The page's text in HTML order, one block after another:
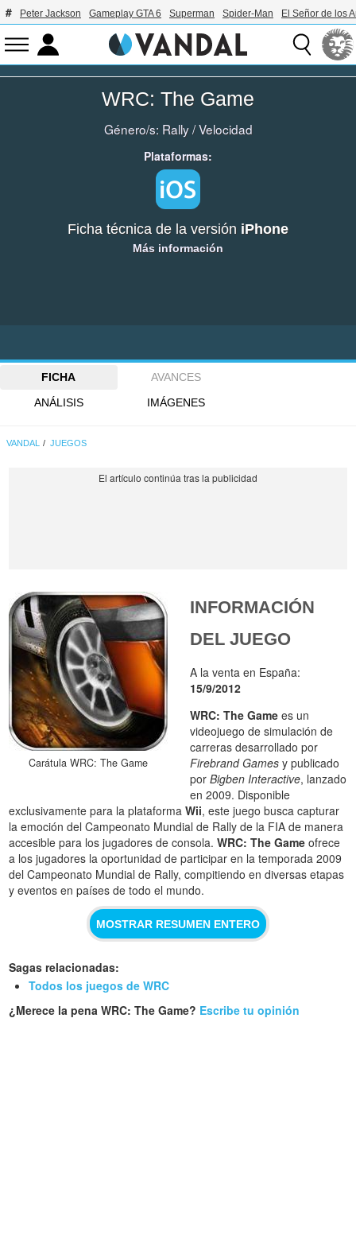
Peter Jackson Gameplay GTA 6 Superman Spider-Man El Señor de los
WRC: The Game
Género/s: Rally/Velocidad
Plataformas:
Ficha técnica de la versión iPhone
Más información
FICHA
AVANCES
ANÁLISIS
IMÁGENES
VANDAL JUEGOS
Carátula WRC: The Game
INFORMACIÓN
DEL JUEGO
A la venta en España:
15/9/2012
WRC: The Game es un
videojuego de simulación de
carreras desarrollado por
Firebrand Games y publicado
porBigben Interactive, lanzado
en 2009. Disponible
exclusivamente para la plataformaWii, este juego busca capturar
la emoción del Campeonato Mundial de Rally de la FIA de manera
accesible para los jugadores de consola.WRC: The Game ofrece
a los jugadores la oportunidad de participar en la temporada 2009
del Campeonato Mundial de Rally, compitiendo en diversas etapas
y eventos en países de todo el mundo.
MOSTRAR RESUMEN ENTERO
Sagas relacionadas:
Todos los juegos de WRC
¿Merece la pena WRC: The Game? Escribe tu opinión